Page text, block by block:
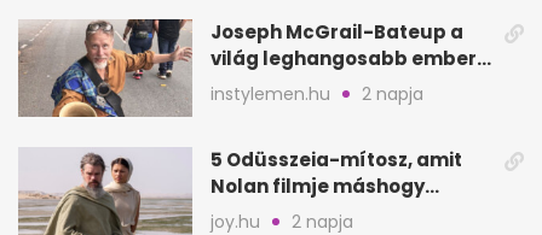
Joseph McGrail-Bateup a
világ leghangosabb embere
lett Ausztráliából
instylemen.hu 2 napja
5 Odüsszeia-mítosz, amit
Nolan filmje máshogy
mutat, mint Homérosz
joy.hu 2 napja